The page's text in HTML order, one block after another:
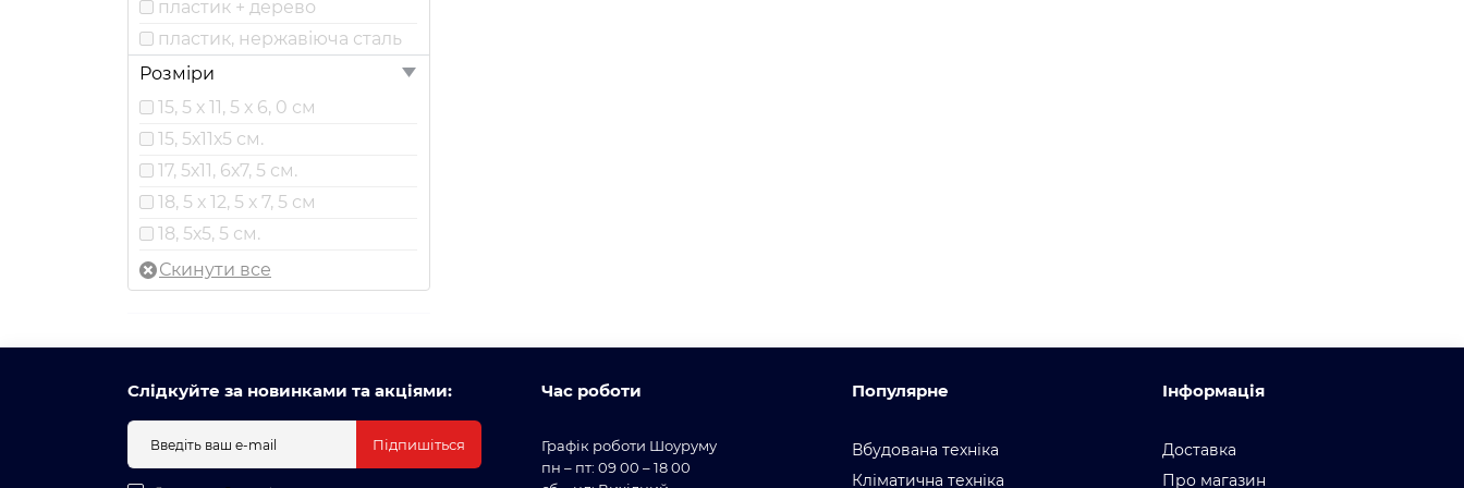
пластик + дерево
пластик, нержавіюча сталь
Розміри
15, 5 х 11, 5 х 6, 0 см
15, 5х11х5 см.
17, 5х11, 6х7, 5 см.
18, 5 х 12, 5 х 7, 5 см
18, 5х5, 5 см.
Слідкуйте за новинками та акціями:
Підпишіться
Час роботи
Графік роботи Шоуруму
пн – пт: 09 00 – 18 00
Популярне
Вбудована техніка
Кліматична техніка
Інформація
Доставка
Про магазин